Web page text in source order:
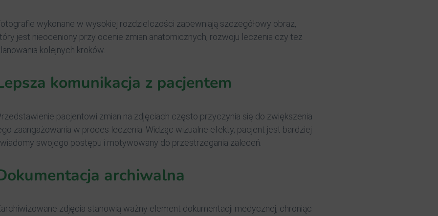
wykonane w wysokiej rozdzielczości zapewniają szczegółowy obraz,
jest nieoceniony przy ocenie zmian anatomicznych, rozwoju leczenia czy też
kolejnych kroków.
komunikacja z pacjentem
pacjentowi zmian na zdjęciach często przyczynia się do zwiększenia
zaangażowania w proces leczenia. Widząc wizualne efekty, pacjent jest bardziej
swojego postępu i motywowany do przestrzegania zaleceń.
archiwalna
zdjęcia stanowią ważny element dokumentacji medycznej, chroniąc